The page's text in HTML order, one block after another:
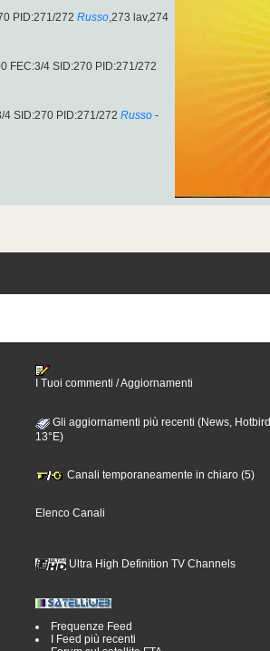
PID:271/272 Russo,273 lav,274
FEC:3/4 SID:270 PID:271/272
SID:270 PID:271/272 Russo -
I Tuoi commenti / Aggiornamenti
Gli aggiornamenti più recenti (News, Hotbird
13°E)
Canali temporaneamente in chiaro (5)
Elenco Canali
Ultra High Definition TV Channels
Frequenze Feed
I Feed più recenti